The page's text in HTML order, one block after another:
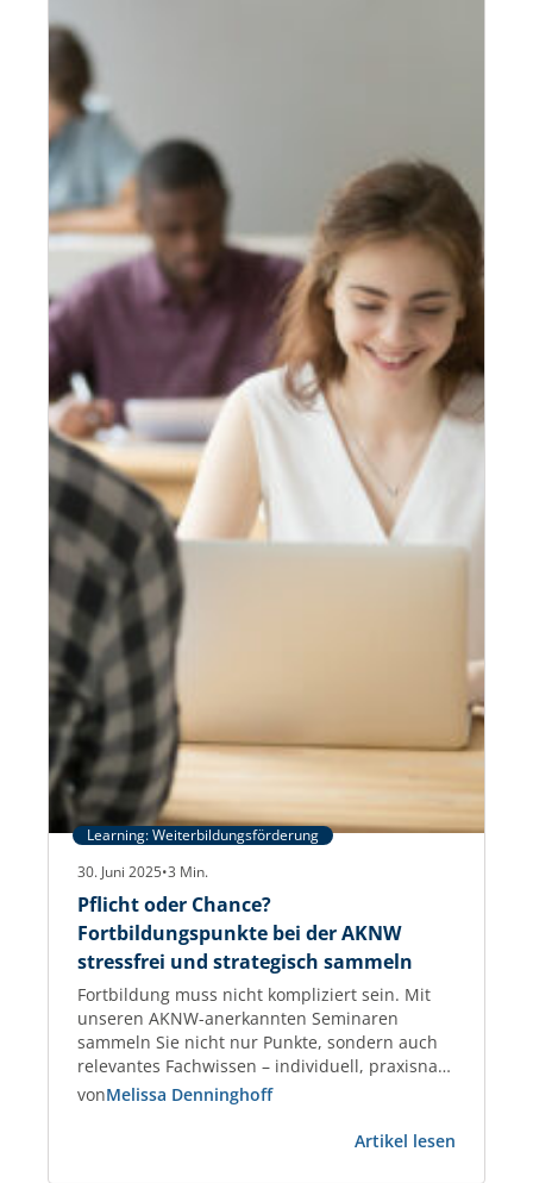
Learning: Weiterbildungsförderung
30. Juni 2025•3 Min.
Pflicht oder Chance?
Fortbildungspunkte bei der AKNW
stressfrei und strategisch sammeln
Fortbildung muss nicht kompliziert sein. Mit
unseren AKNW-anerkannten Seminaren
sammeln Sie nicht nur Punkte, sondern auch
relevantes Fachwissen – individuell, praxisnah
und garantiert anerkannt. Fortbildungspunkte
praxisnah, planbar, anerkannt Als Architektin
vonMelissa Denninghoff
Artikel lesen